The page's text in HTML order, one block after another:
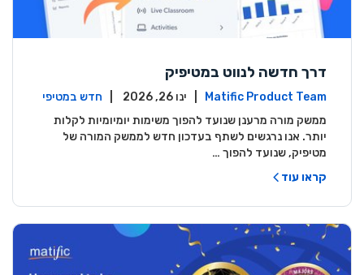
דרך חדשה לנווט במטיפיק
Matific Product Team
חדש במטיפי
ממשק מורה מרענן שנועד להפוך משימות יומיומיות לקלות
יותר. אנו נרגשים לשתף בעדכון חדש לממשק המורה של
מטיפיק, שנועד להפוך …
קראו עוד